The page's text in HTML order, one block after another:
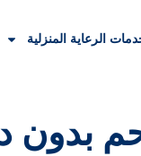
الرعاية المنزلية
بدون